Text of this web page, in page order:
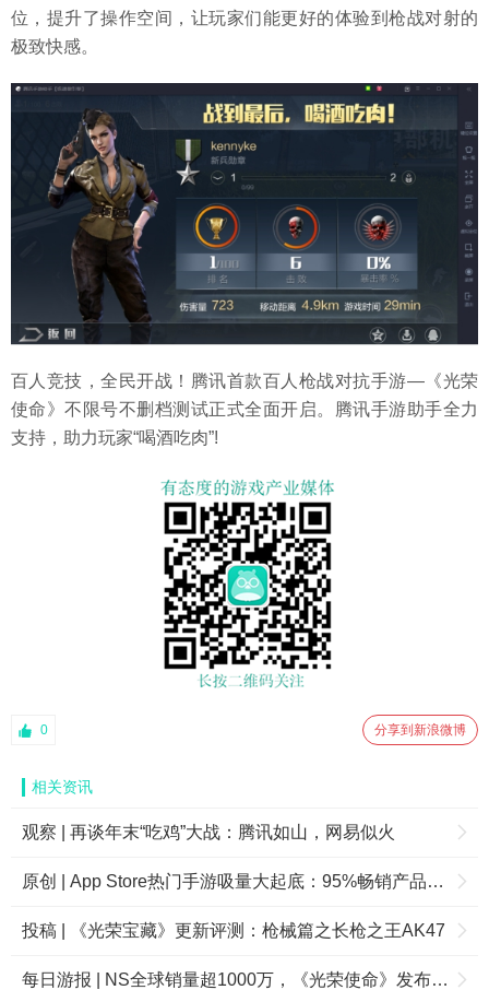
位，提升了操作空间，让玩家们能更好的体验到枪战对射的
极致快感。
百人竞技，全民开战！腾讯首款百人枪战对抗手游—《光荣
使命》不限号不删档测试正式全面开启。腾讯手游助手全力
支持，助力玩家“喝酒吃肉”!
0 分享到新浪微博
相关资讯
观察 | 再谈年末“吃鸡”大战：腾讯如山，网易似火
原创 | App Store热门手游吸量大起底：95%畅销产品日导入量难达1万，16款手游年下载破1000万！
投稿 | 《光荣宝藏》更新评测：枪械篇之长枪之王AK47
每日游报 | NS全球销量超1000万，《光荣使命》发布“光荣炼成计划”